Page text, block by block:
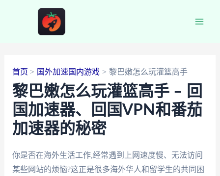
首页 国外加速国内游戏 黎巴嫩怎么玩灌篮高手
黎巴嫩怎么玩灌篮高手 – 回
国加速器、回国VPN和番茄
加速器的秘密
你是否在海外生活工作,经常遇到上网速度慢、无法访问
某些网站的烦恼?这正是很多海外华人和留学生的共同困